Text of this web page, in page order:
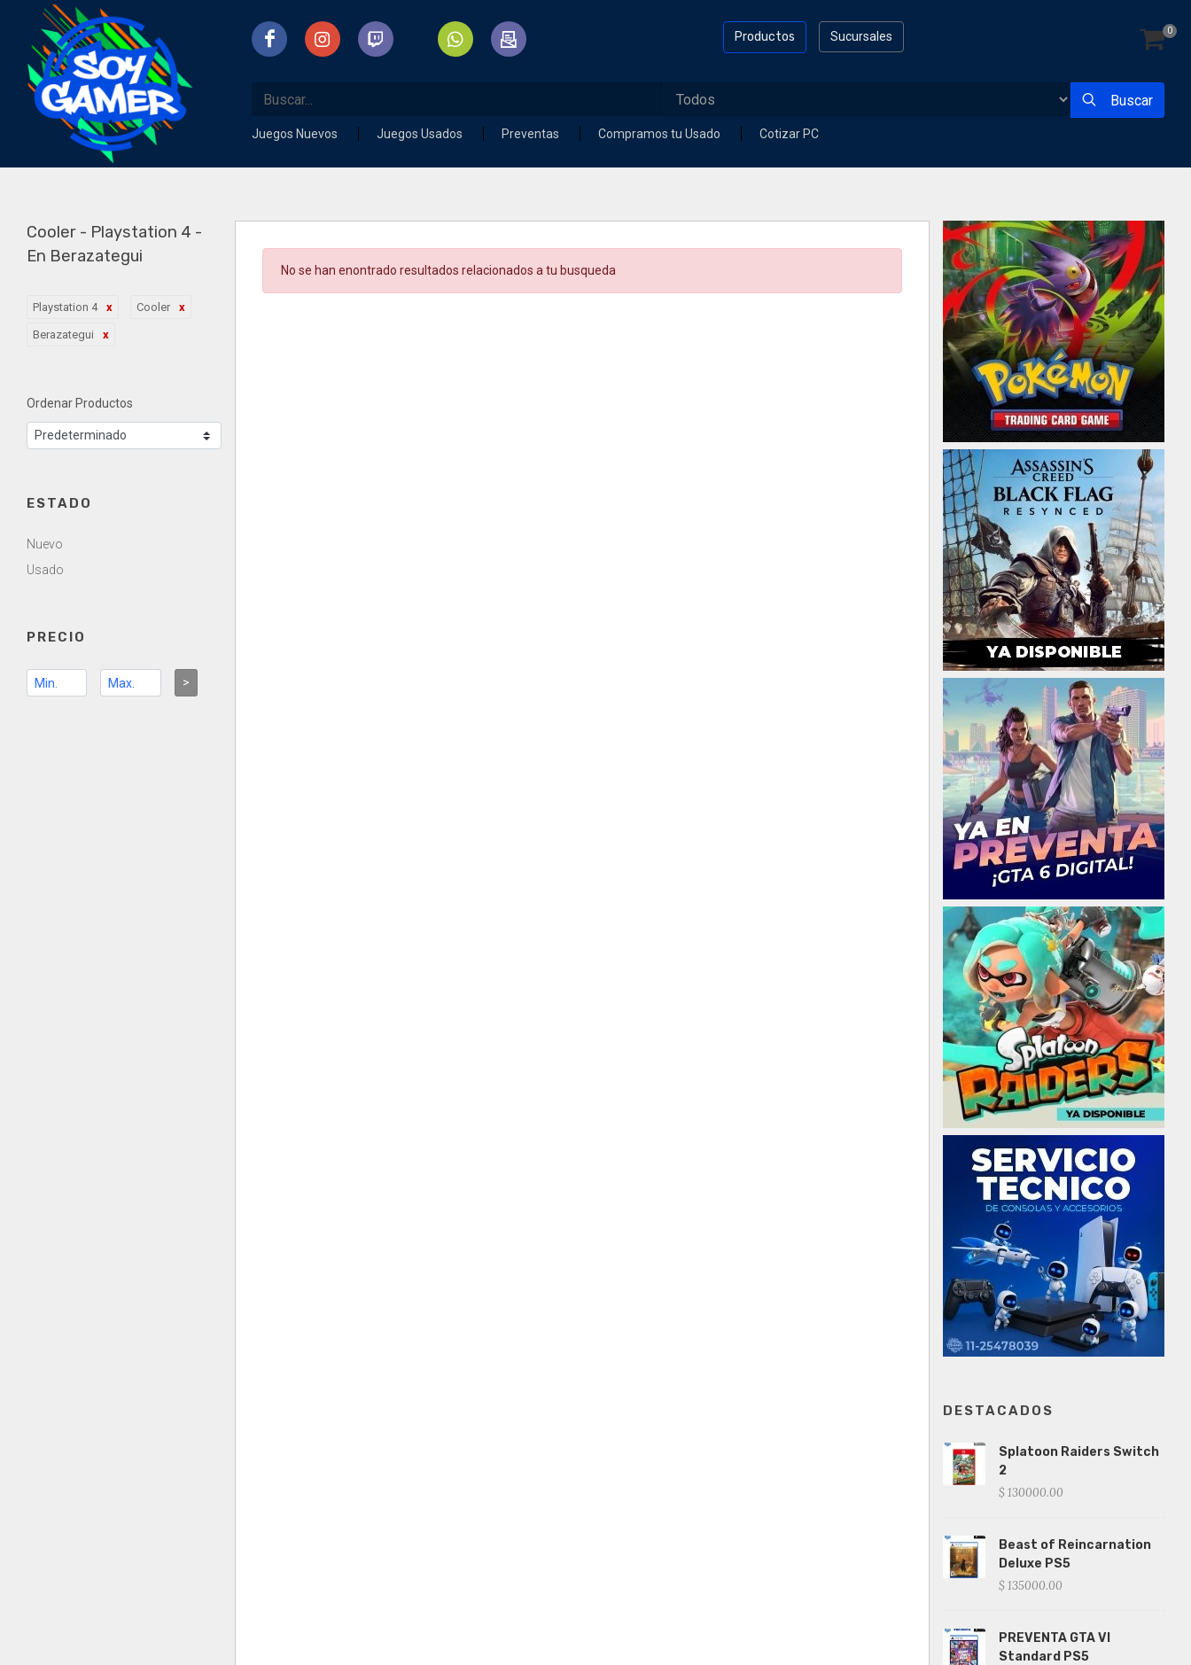
Sucursales
Productos 0
Buscar
Juegos Nuevos Juegos Usados Preventas Compramos tu Usado Cotizar PC
Cooler - Playstation 4 -
En Berazategui
Playstation 4 Cooler
Berazategui
Ordenar Productos
ESTADO
Nuevo
Usado
PRECIO
>
No se han enontrado resultados relacionados a tu busqueda
DESTACADOS
Splatoon Raiders Switch
2
$ 130000.00
Beast of Reincarnation
Deluxe PS5
$ 135000.00
PREVENTA GTA VI
Standard PS5